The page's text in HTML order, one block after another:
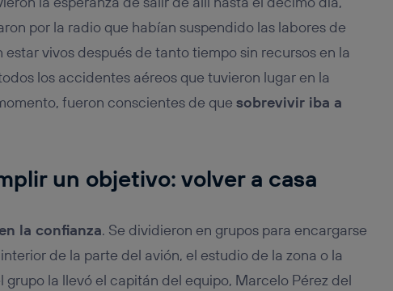
por la radio que habían suspendido las labores de
vivos después de tanto tiempo sin recursos en la
los accidentes aéreos que tuvieron lugar en la
fueron conscientes de que sobrevivir iba a
un objetivo: volver a casa
la confianza. Se dividieron en grupos para encargarse
de la parte del avión, el estudio de la zona o la
la llevó el capitán del equipo, Marcelo Pérez del